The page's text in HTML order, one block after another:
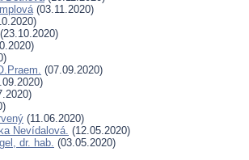
(03.11.2020)
(23.10.2020)
(07.09.2020)
(11.06.2020)
Nevídalová. (12.05.2020)
dr. hab. (03.05.2020)